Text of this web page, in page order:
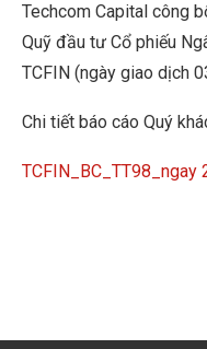
Techcom Capital công
Quỹ đầu tư Cổ phiếu
TCFIN (ngày giao dịch
Chi tiết báo cáo Quý
TCFIN_BC_TT98_ngay